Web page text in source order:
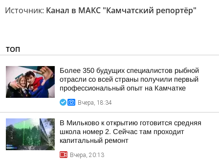
Источник: Канал в МАКС "Камчатский репортёр"
ТОП
Более 350 будущих специалистов рыбной
отрасли со всей страны получили первый
профессиональный опыт на Камчатке
Вчера, 18:34
В Мильково к открытию готовится средняя
школа номер 2. Сейчас там проходит
капитальный ремонт
Вчера, 20:13